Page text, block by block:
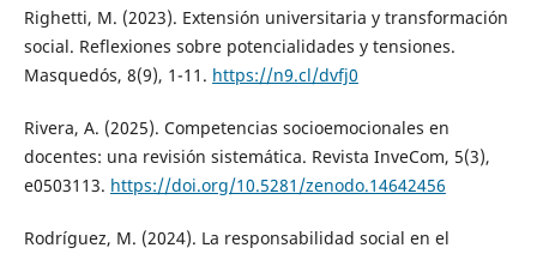
Righetti, M. (2023). Extensión universitaria y transformación
social. Reflexiones sobre potencialidades y tensiones.
Masquedós, 8(9), 1-11. https://n9.cl/dvfj0
Rivera, A. (2025). Competencias socioemocionales en
docentes: una revisión sistemática. Revista InveCom, 5(3),
e0503113. https://doi.org/10.5281/zenodo.14642456
Rodríguez, M. (2024). La responsabilidad social en el